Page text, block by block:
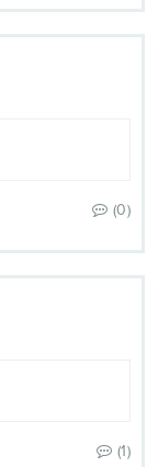
(0)
(1)